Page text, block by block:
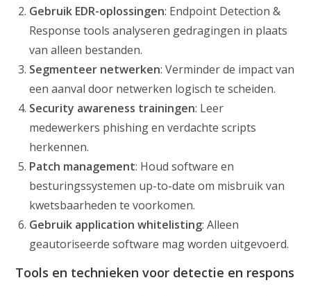
Gebruik EDR-oplossingen: Endpoint Detection &
Response tools analyseren gedragingen in plaats
van alleen bestanden.
Segmenteer netwerken: Verminder de impact van
een aanval door netwerken logisch te scheiden.
Security awareness trainingen: Leer
medewerkers phishing en verdachte scripts
herkennen.
Patch management: Houd software en
besturingssystemen up-to-date om misbruik van
kwetsbaarheden te voorkomen.
Gebruik application whitelisting: Alleen
geautoriseerde software mag worden uitgevoerd.
Tools en technieken voor detectie en respons